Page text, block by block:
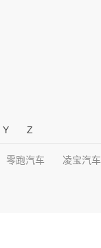
Y Z
零跑汽车 凌宝汽车